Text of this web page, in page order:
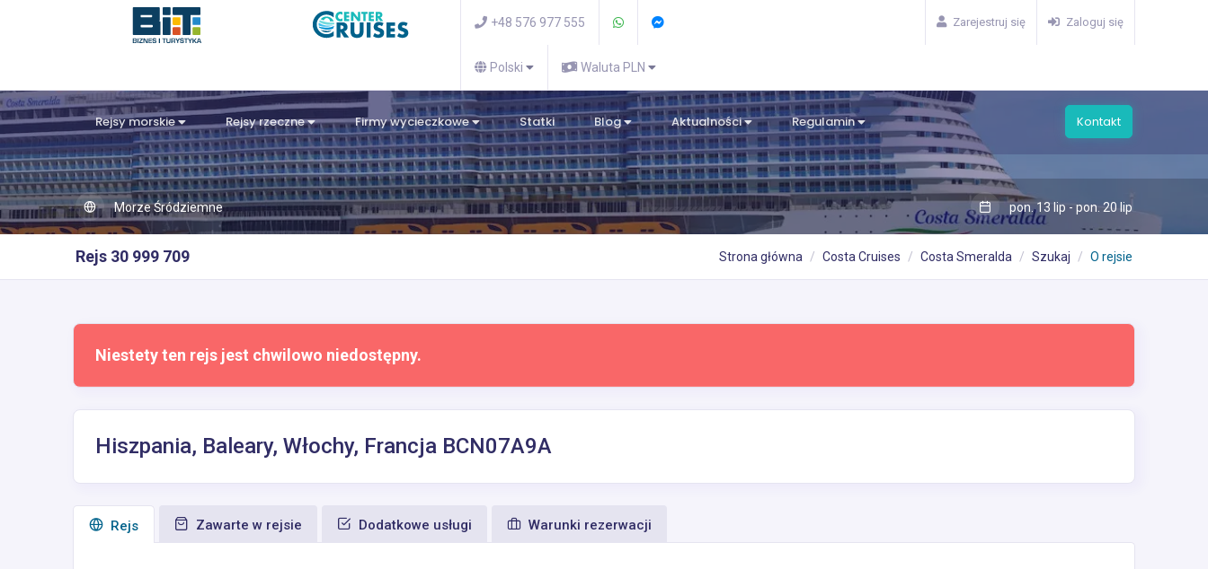
+48 576 977 555
Polski Waluta PLN
Zarejestruj się Zaloguj się
Rejsy morskie Rejsy rzeczne Firmy wycieczkowe Statki Blog Aktualności Regulamin Kontakt
Morze Śródziemne pon. 13 lip - pon. 20 lip
Rejs 30 999 709 Strona główna Costa Cruises Costa Smeralda Szukaj O rejsie
Niestety ten rejs jest chwilowo niedostępny.
Hiszpania, Baleary, Włochy, Francja BCN07A9A
Rejs Zawarte w rejsie Dodatkowe usługi Warunki rezerwacji